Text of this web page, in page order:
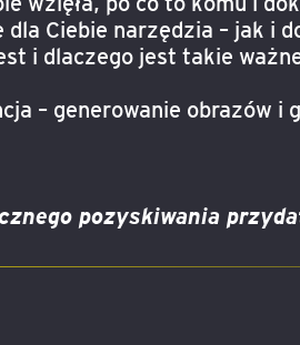
Ciebie narzędzia – jak i
i dlaczego jest takie
– generowanie obrazów i
pozyskiwania